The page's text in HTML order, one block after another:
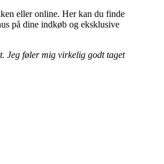
eller online. Her kan du finde
på dine indkøb og eksklusive
Jeg føler mig virkelig godt taget